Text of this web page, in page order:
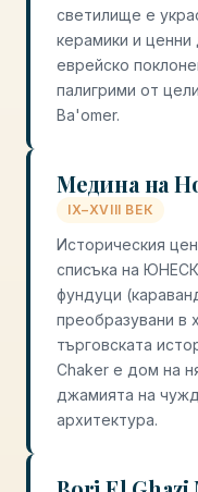
светилище е
керамики и
еврейско
палигрими от
Ba'omer.
Медина на
IX–XVIII ВЕК
Историческия
списъка на
фундуци
преобразувани в
търговската
Chaker е дом на
джамията на
архитектура.